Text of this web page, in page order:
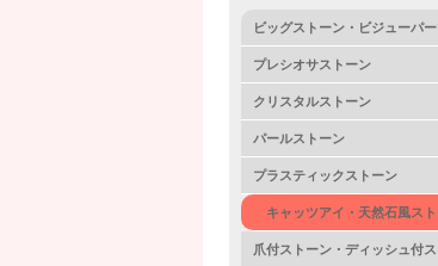
ビッグストーン・ビジューパー
プレシオサストーン
クリスタルストーン
パールストーン
プラスティックストーン
キャッツアイ・天然石風ス